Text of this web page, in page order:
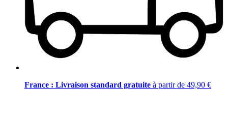
France : Livraison standard gratuite à partir de 49,90 €